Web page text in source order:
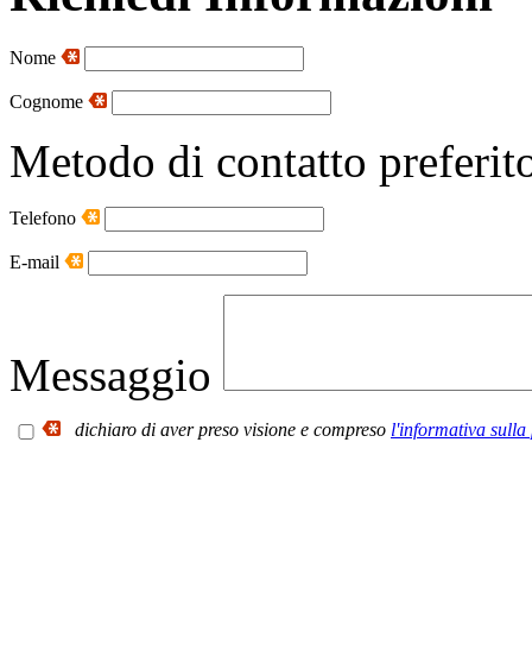
Nome
Cognome
Metodo di contatto
Telefono
E-mail
Messaggio
dichiaro di aver preso visione e compreso l'informativa sulla